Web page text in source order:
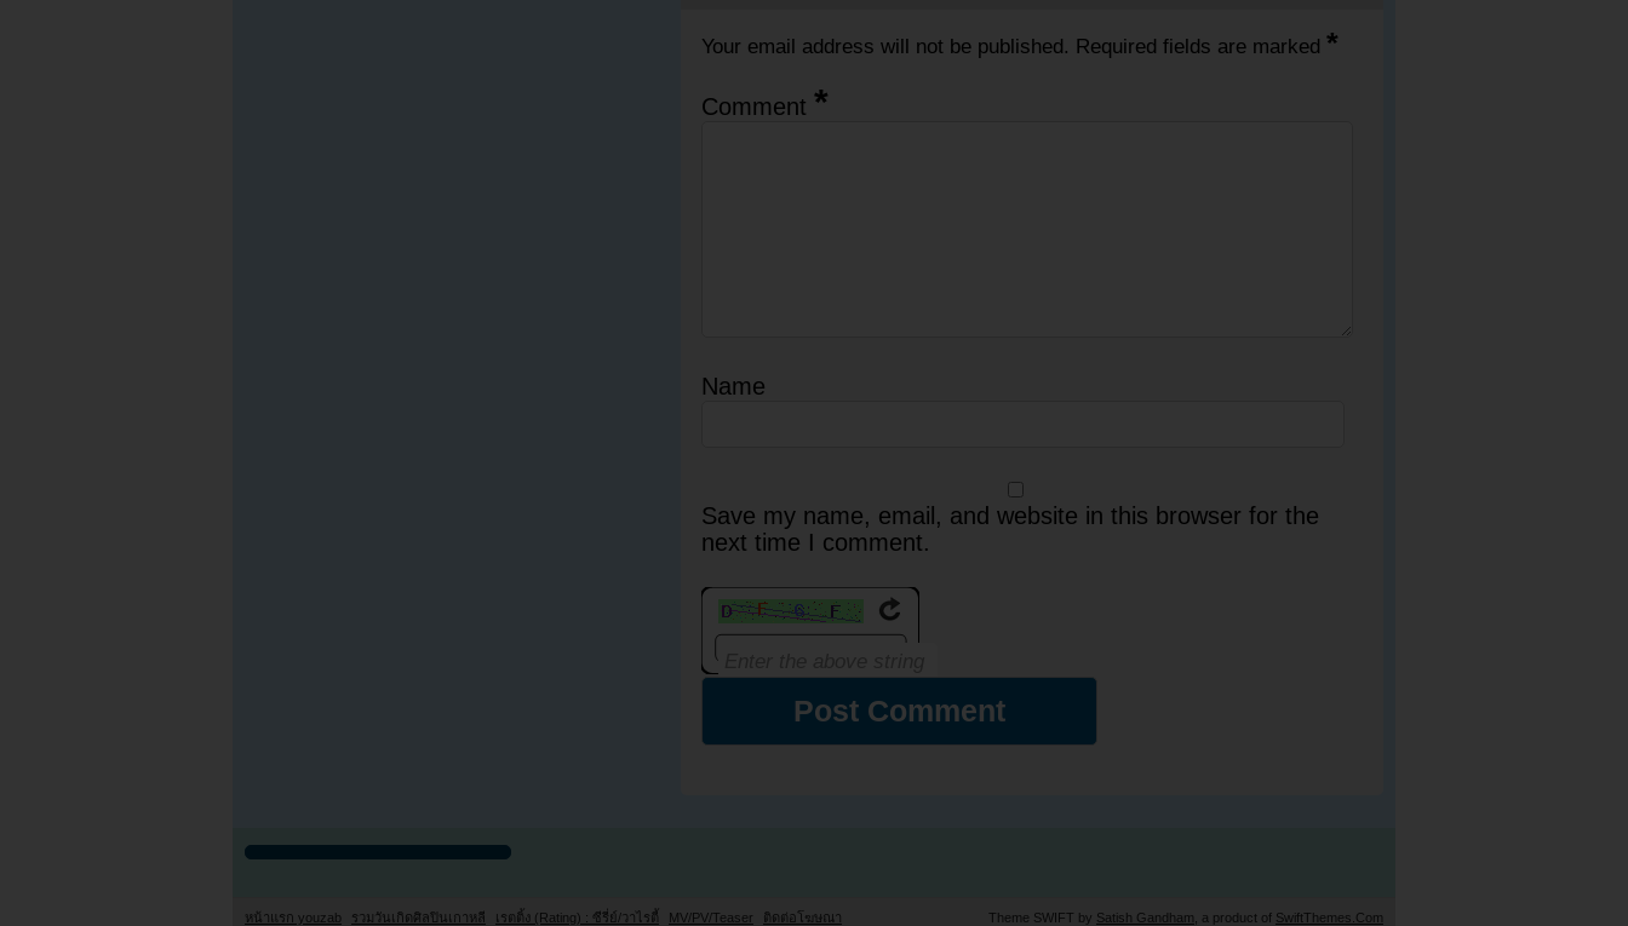
Your email address will not be published. Required fields are marked *
Comment *
Name
Save my name, email, and website in this browser for the
next time I comment.
หน้าแรก youzab รวมวันเกิดศิลปินเกาหลี เรตติ้ง (Rating) : ซีรี่ย์/วาไรตี้ MV/PV/Teaser ติดต่อโฆษณา Theme SWIFT by Satish Gandham , a product of SwiftThemes.Com